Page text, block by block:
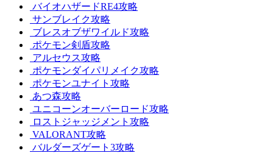
バイオハザードRE4攻略
サンブレイク攻略
ブレスオブザワイルド攻略
ポケモン剣盾攻略
アルセウス攻略
ポケモンダイパリメイク攻略
ポケモンユナイト攻略
あつ森攻略
ユニコーンオーバーロード攻略
ロストジャッジメント攻略
VALORANT攻略
バルダーズゲート3攻略